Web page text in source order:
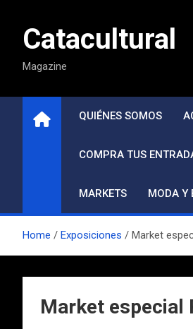
contenidoCatacultural
Magazine
QUIÉNES SOMOS
COMPRA TUS
MARKETS MODA Y
Home Exposiciones Market
Market especial